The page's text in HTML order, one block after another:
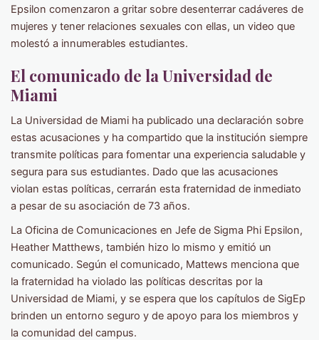
Epsilon comenzaron a gritar sobre desenterrar cadáveres de
mujeres y tener relaciones sexuales con ellas, un video que
molestó a innumerables estudiantes.
El comunicado de la Universidad de
Miami
La Universidad de Miami ha publicado una declaración sobre
estas acusaciones y ha compartido que la institución siempre
transmite políticas para fomentar una experiencia saludable y
segura para sus estudiantes. Dado que las acusaciones
violan estas políticas, cerrarán esta fraternidad de inmediato
a pesar de su asociación de 73 años.
La Oficina de Comunicaciones en Jefe de Sigma Phi Epsilon,
Heather Matthews, también hizo lo mismo y emitió un
comunicado. Según el comunicado, Mattews menciona que
la fraternidad ha violado las políticas descritas por la
Universidad de Miami, y se espera que los capítulos de SigEp
brinden un entorno seguro y de apoyo para los miembros y
la comunidad del campus.